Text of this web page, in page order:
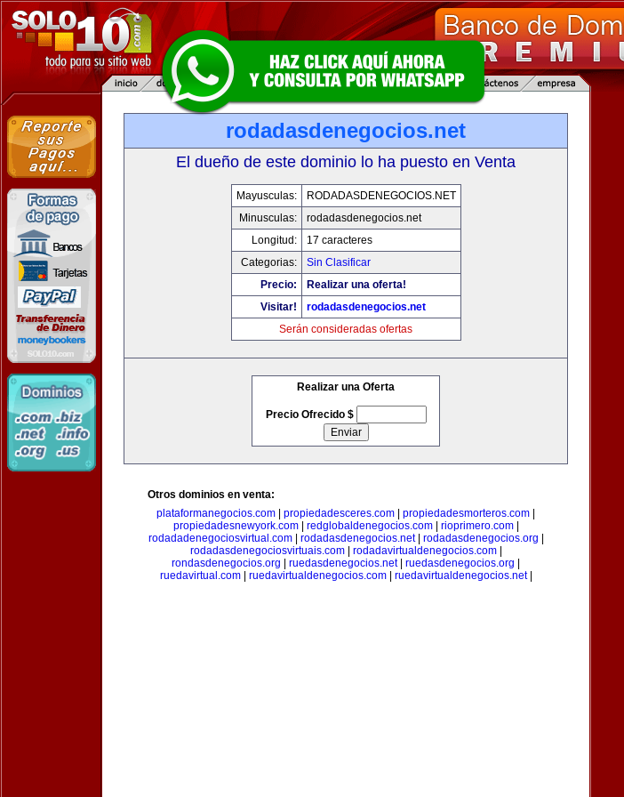
rodadasdenegocios.net
El dueño de este dominio lo ha puesto en Venta
Mayusculas:
RODADASDENEGOCIOS.NET
Minusculas:
rodadasdenegocios.net
Longitud:
17 caracteres
Categorias:
Sin Clasificar
Precio:
Realizar una oferta!
Visitar!
rodadasdenegocios.net
Serán consideradas ofertas
Realizar una Oferta
Precio Ofrecido $
Otros dominios en venta:
plataformanegocios.com
propiedadesceres.com propiedadesmorteros.com
propiedadesnewyork.com| redglobaldenegocios.com| rioprimero.com|
rodadadenegociosvirtual.com| rodadasdenegocios.net| rodadasdenegocios.org
rodadasdenegociosvirtuais.com| rodadavirtualdenegocios.com|
rondasdenegocios.org
ruedasdenegocios.net| ruedasdenegocios.org
ruedavirtual.com| ruedavirtualdenegocios.com| ruedavirtualdenegocios.net|